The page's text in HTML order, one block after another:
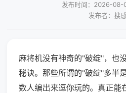
发布时间：2026-08-
发布者：搜
麻将机没有神奇的"破绽"，也
秘诀。那些所谓的"破绽"多半
数人编出来逗你玩的。真正能